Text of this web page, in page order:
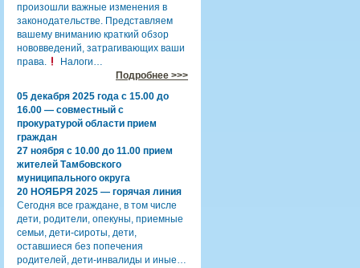
произошли важные изменения в
законодательстве. Представляем
вашему вниманию краткий обзор
нововведений, затрагивающих ваши
права.
Налоги…
Подробнее >>>
05 декабря 2025 года с 15.00 до
16.00 — совместный с
прокуратурой области прием
граждан
27 ноября с 10.00 до 11.00 прием
жителей Тамбовского
муниципального округа
20 НОЯБРЯ 2025 — горячая линия
Сегодня все граждане, в том числе
дети, родители, опекуны, приемные
семьи, дети-сироты, дети,
оставшиеся без попечения
родителей, дети-инвалиды и иные…